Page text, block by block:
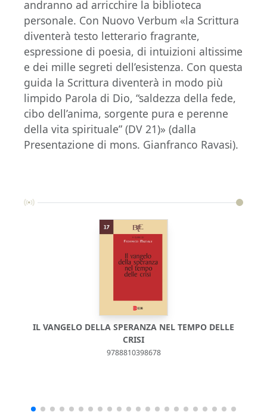
andranno ad arricchire la biblioteca
personale. Con Nuovo Verbum «la Scrittura
diventerà testo letterario fragrante,
espressione di poesia, di intuizioni altissime
e dei mille segreti dell’esistenza. Con questa
guida la Scrittura diventerà in modo più
limpido Parola di Dio, “saldezza della fede,
cibo dell’anima, sorgente pura e perenne
della vita spirituale” (DV 21)» (dalla
Presentazione di mons. Gianfranco Ravasi).
IL VANGELO DELLA SPERANZA NEL TEMPO DELLE
CRISI
9788810398678